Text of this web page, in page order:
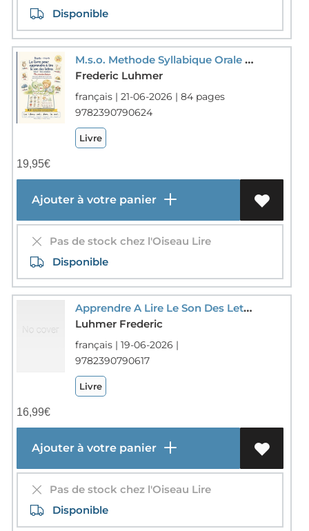
Disponible
M.s.o. Methode Syllabique Orale ; Ponts Phonetiques : Etapilu, Le Livre Pour Apprendre A Lire Le Son Des Lettres Tome 2 : Sons Complexes
Frederic Luhmer
français | 21-06-2026 | 84 pages
9782390790624
Livre
19,95€
Ajouter à votre panier
Pas de stock chez l'Oiseau Lire
Disponible
Apprendre A Lire Le Son Des Lettres Avec Etapilu - Le Livre Pour Apprendre A Lire Le Son Des Lettres
Luhmer Frederic
français | 19-06-2026 |
9782390790617
Livre
16,99€
Ajouter à votre panier
Pas de stock chez l'Oiseau Lire
Disponible